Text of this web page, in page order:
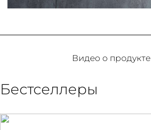
Видео о продукте
Бестселлеры